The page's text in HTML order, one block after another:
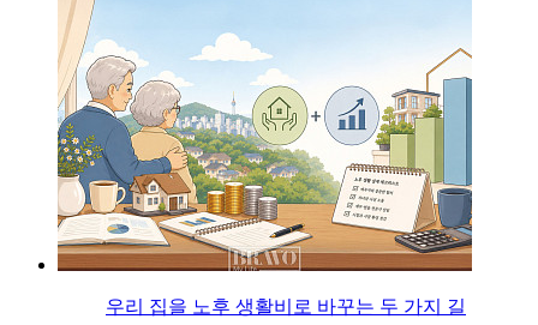
우리 집을 노후 생활비로 바꾸는 두 가지 길